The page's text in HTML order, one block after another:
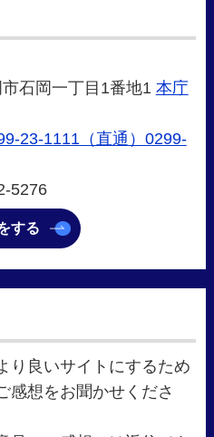
石岡一丁目1番地1 本庁
23-1111（直通）0299-
5276
する
り良いサイトにするため
感想をお聞かせくださ